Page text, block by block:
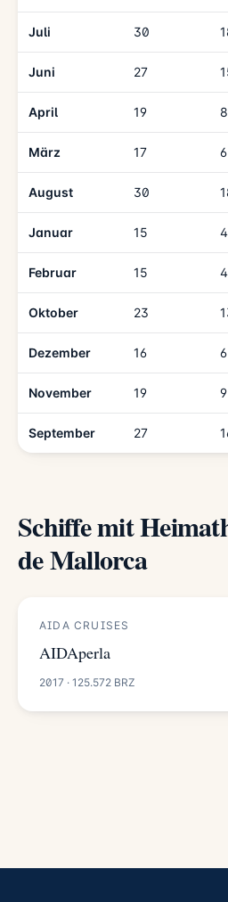
Juli 30
Juni 27
April 19 8
März 17 6
August 30
Januar 15 4
Februar 15 4
Oktober 23
Dezember 16 6
November 19 9
September 27
Schiffe mit
de Mallorca
AIDA CRUISES
AIDAperla
2017 · 125.572 BRZ